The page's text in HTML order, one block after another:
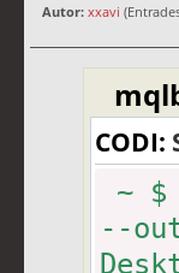
gpg:
gpg:
gpg:
gpg:
gpg:
gpg:
Autor: xxavi
CODI:
~ $
--